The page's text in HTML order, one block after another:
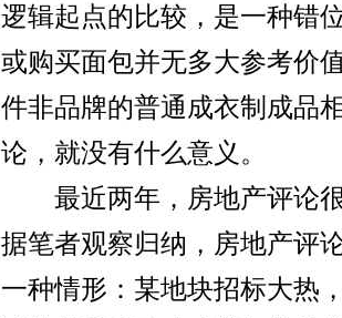
逻辑起点的比较，是一种错
或购买面包并无多大参考价
件非品牌的普通成衣制成品
论，就没有什么意义。
最近两年，房地产评论很
据笔者观察归纳，房地产评
一种情形：某地块招标大热